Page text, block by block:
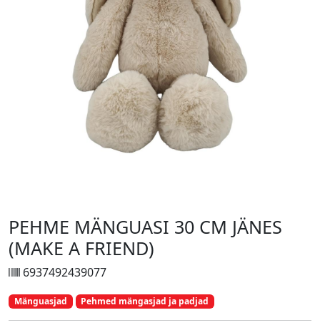
PEHME MÄNGUASI 30 CM JÄNES
(MAKE A FRIEND)
6937492439077
Mänguasjad Pehmed mängasjad ja padjad